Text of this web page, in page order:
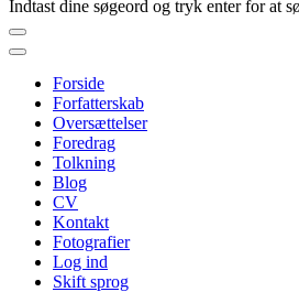
Indtast dine søgeord og tryk enter for at
Forside
Forfatterskab
Oversættelser
Foredrag
Tolkning
Blog
CV
Kontakt
Fotografier
Log ind
Skift sprog